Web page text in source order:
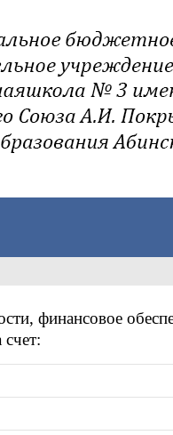
финансовое
счет: